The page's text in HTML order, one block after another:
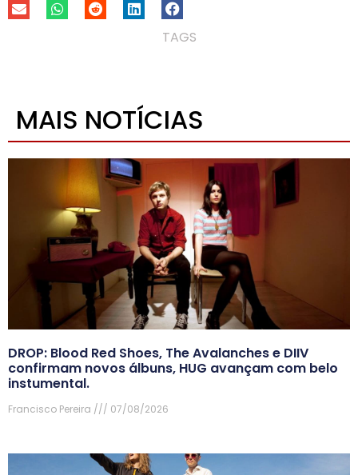
TAGS
MAIS NOTÍCIAS
DROP: Blood Red Shoes, The Avalanches e DIIV
confirmam novos álbuns, HUG avançam com belo
instumental.
Francisco Pereira 07/08/2026